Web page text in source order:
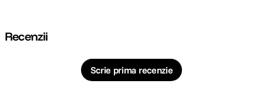
Recenzii
Scrie prima recenzie